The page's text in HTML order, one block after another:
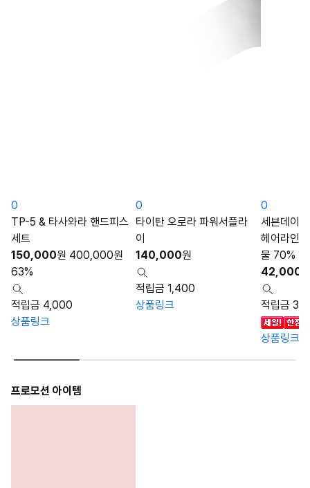
0
TP-5 & 타사와라 핸드피스
세트
150,000원 400,000원
63%
적립금 4,000
상품링크
0
타이탄 오로라 파워서플라
이
140,000원
적립금 1,400
상품링크
0
세븐데이
헤어라인/
물 70% 함
42,000
적립금
상품링크
프로모션 아이템